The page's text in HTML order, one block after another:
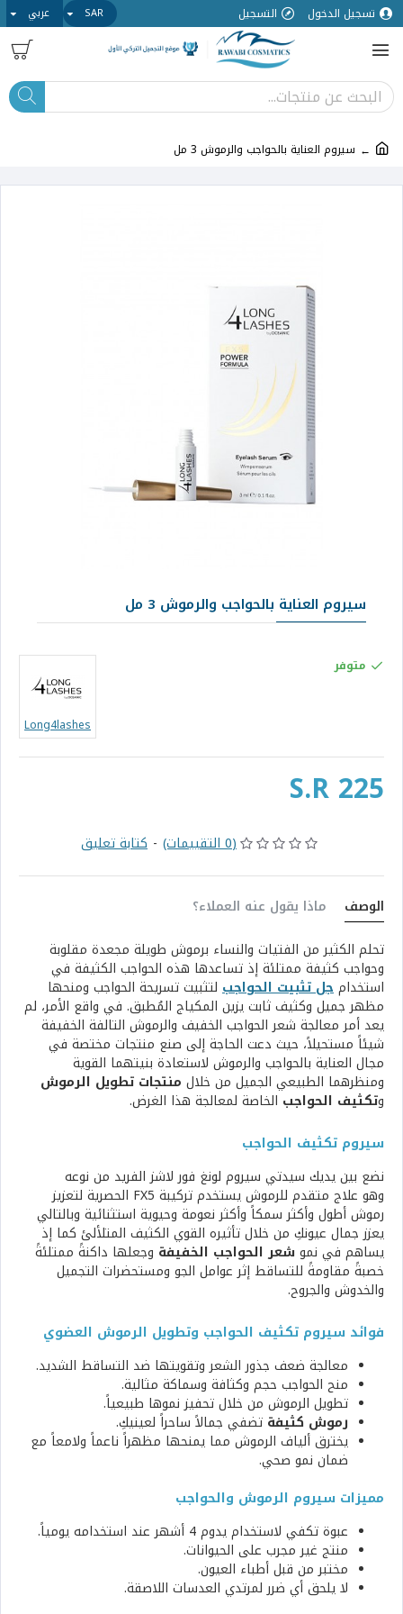
تسجيل الدخول التسجيل SAR عربي
سيروم العناية بالحواجب والرموش 3 مل
سيروم العناية بالحواجب والرموش 3 مل
(0 التقييمات) - كتابة تعليق
S.R 225
متوفر
Long4lashes
الوصف
ماذا يقول عنه العملاء؟
تحلم الكثير من الفتيات والنساء برموش طويلة مجعدة مقلوبة
وحواجب كثيفة ممتلئة إذ تساعدها هذه الحواجب الكثيفة في
استخدامجل تثبيت الحواجب لتثبيت تسريحة الحواجب ومنحها
مظهر جميل وكثيف ثابت يزين المكياج المُطبق. في واقع الأمر، لم
يعد أمر معالجة شعر الحواجب الخفيف والرموش التالفة الخفيفة
شيئاً مستحيلاً، حيث دعت الحاجة إلى صنع منتجات مختصة في
مجال العناية بالحواجب والرموش لاستعادة بنيتهما القوية
ومنظرهما الطبيعي الجميل من خلال منتجات تطويل الرموش
وتكثيف الحواجب الخاصة لمعالجة هذا الغرض.
سيروم تكثيف الحواجب
نضع بين يديك سيدتي سيروم لونغ فور لاشز الفريد من نوعه
وهو علاج متقدم للرموش يستخدم تركيبة FX5 الحصرية لتعزيز
رموش أطول وأكثر سمكاً وأكثر نعومة وحيوية استثنائية وبالتالي
يعزز جمال عيونكِ من خلال تأثيره القوي الكثيف المتلألئ كما إذ
يساهم في نمو شعر الحواجب الخفيفة وجعلها داكنةً ممتلئةً
خصبةً مقاومةً للتساقط إثر عوامل الجو ومستحضرات التجميل
والخدوش والجروح.
فوائد سيروم تكثيف الحواجب وتطويل الرموش العضوي
معالجة ضعف جذور الشعر وتقويتها ضد التساقط الشديد.
منح الحواجب حجم وكثافة وسماكة مثالية.
تطويل الرموش من خلال تحفيز نموها طبيعياً.
رموش كثيفة تضفي جمالاً ساحراً لعينيكِ.
يخترق ألياف الرموش مما يمنحها مظهراً ناعماً ولامعاً مع
ضمان نمو صحي.
مميزات سيروم الرموش والحواجب
عبوة تكفي لاستخدام يدوم 4 أشهر عند استخدامه يومياً.
منتج غير مجرب على الحيوانات.
مختبر من قبل أطباء العيون.
لا يلحق أي ضرر لمرتدي العدسات اللاصقة.